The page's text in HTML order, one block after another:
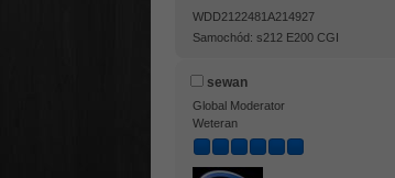
WDD2122481A214927
Samochód: s212 E200 CGI
sewan
Global Moderator
Weteran